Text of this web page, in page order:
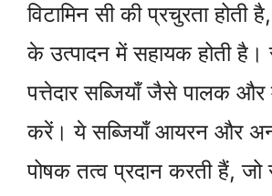
विटामिन सी की प्रचुरता
के उत्पादन में सहायक होती है।
पत्तेदार सब्जियाँ जैसे पालक और
करें। ये सब्जियाँ आयरन और
पोषक तत्व प्रदान करती हैं,